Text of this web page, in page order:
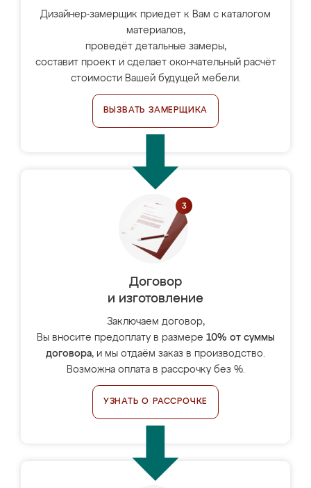
Дизайнер-замерщик приедет к Вам с каталогом
материалов,
проведёт детальные замеры,
составит проект и сделает окончательный расчёт
стоимости Вашей будущей мебели.
ВЫЗВАТЬ ЗАМЕРЩИКА
Договор
и изготовление
Заключаем договор,
Вы вносите предоплату в размере 10% от суммы
договора, и мы отдаём заказ в производство.
Возможна оплата в рассрочку без %.
УЗНАТЬ О РАССРОЧКЕ